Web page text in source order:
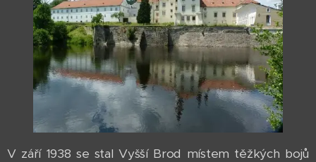
V září 1938 se stal Vyšší Brod místem těžkých bojů